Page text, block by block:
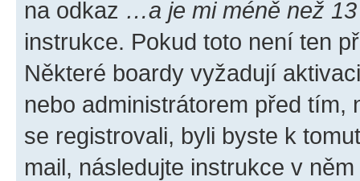
na odkaz …a je mi méně než
instrukce. Pokud toto není ten
Některé boardy vyžadují
nebo administrátorem před tím,
se registrovali, byli byste k
mail, následujte instrukce v